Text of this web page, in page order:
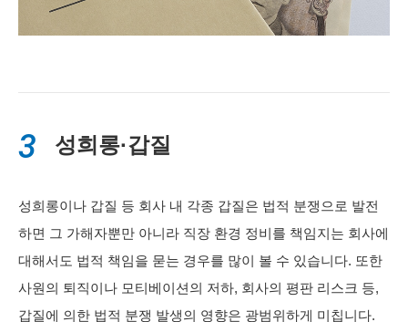
3 성희롱·갑질
성희롱이나 갑질 등 회사 내 각종 갑질은 법적 분쟁으로 발전
하면 그 가해자뿐만 아니라 직장 환경 정비를 책임지는 회사에
대해서도 법적 책임을 묻는 경우를 많이 볼 수 있습니다. 또한
사원의 퇴직이나 모티베이션의 저하, 회사의 평판 리스크 등,
갑질에 의한 법적 분쟁 발생의 영향은 광범위하게 미칩니다.